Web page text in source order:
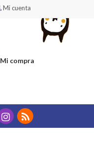
Mi cuenta
Mi compra